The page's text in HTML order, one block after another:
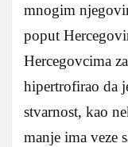
mnogim
poput
Hercegovcima
hipertrofirao da
stvarnost, kao
manje ima veze